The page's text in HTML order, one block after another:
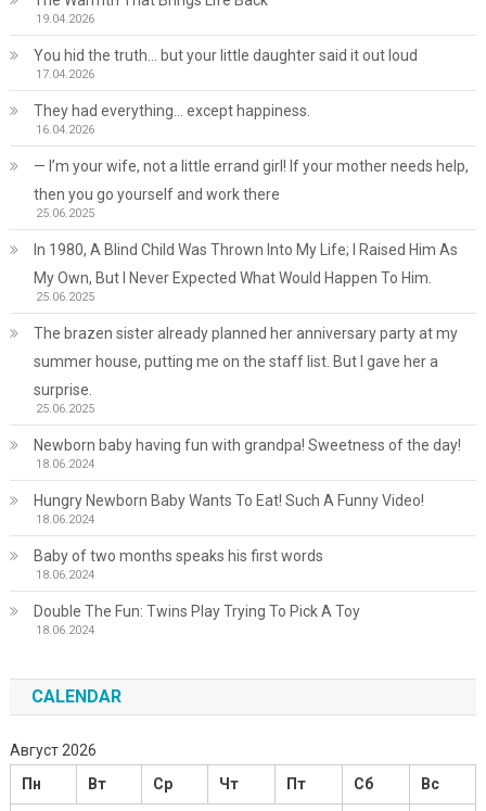
19.04.2026
You hid the truth… but your little daughter said it out loud
17.04.2026
They had everything… except happiness.
16.04.2026
— I’m your wife, not a little errand girl! If your mother needs help,
then you go yourself and work there
25.06.2025
In 1980, A Blind Child Was Thrown Into My Life; I Raised Him As
My Own, But I Never Expected What Would Happen To Him.
25.06.2025
The brazen sister already planned her anniversary party at my
summer house, putting me on the staff list. But I gave her a
surprise.
25.06.2025
Newborn baby having fun with grandpa! Sweetness of the day!
18.06.2024
Hungry Newborn Baby Wants To Eat! Such A Funny Video!
18.06.2024
Baby of two months speaks his first words
18.06.2024
Double The Fun: Twins Play Trying To Pick A Toy
18.06.2024
CALENDAR
Август 2026
Пн
Вт Ср Чт Пт Сб Вс